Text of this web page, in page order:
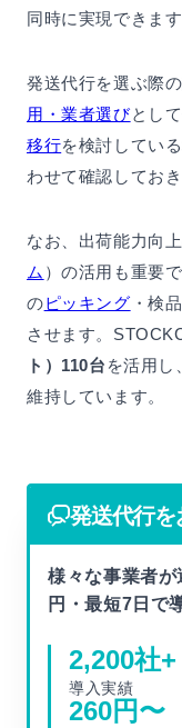
同時に実現できます
発送代行を選ぶ際
用・業者選びとし
移行を検討してい
わせて確認しておき
なお、出荷能力向
ム ）の活用も重要
のピッキング ・検
させます。
ト）110台 を活用し
維持しています。
発送代行を
様々な事業者
円・最短7日で
2,200社+
導入実績
260円〜